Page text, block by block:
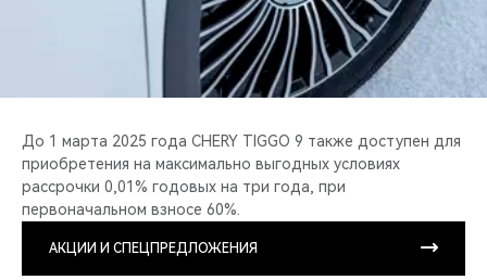
До 1 марта 2025 года CHERY TIGGO 9 также доступен для
приобретения на максимально выгодных условиях
рассрочки 0,01% годовых на три года, при
первоначальном взносе 60%.
АКЦИИ И СПЕЦПРЕДЛОЖЕНИЯ